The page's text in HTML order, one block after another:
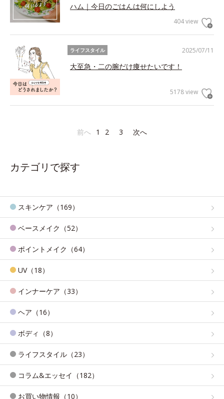
ハム｜今日のごはんは何にしよう
404 view
2025/07/11
ライフスタイル
大至急・二の腕だけ痩せたいです！
5178 view
前へ 1 2 3 次へ
カテゴリで探す
スキンケア（169）
ベースメイク（52）
ポイントメイク（64）
UV（18）
インナーケア（33）
ヘア（16）
ボディ（8）
ライフスタイル（23）
コラム&エッセイ（182）
お買い物情報（10）